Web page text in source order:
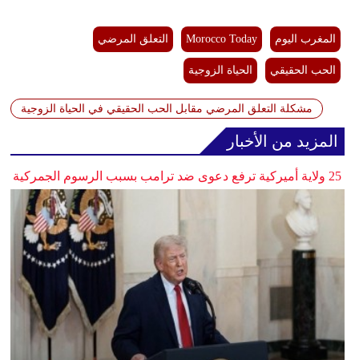
المغرب اليوم Morocco Today التعلق المرضي
الحب الحقيقي الحياة الزوجية
مشكلة التعلق المرضي مقابل الحب الحقيقي في الحياة الزوجية
المزيد من الأخبار
25 ولاية أميركية ترفع دعوى ضد ترامب بسبب الرسوم الجمركية